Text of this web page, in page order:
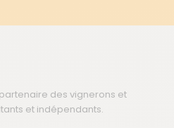
des vignerons et
et indépendants.